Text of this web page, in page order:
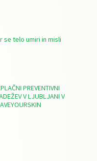
se telo umiri in misli
PREVENTIVNI
V LJUBLJANI V